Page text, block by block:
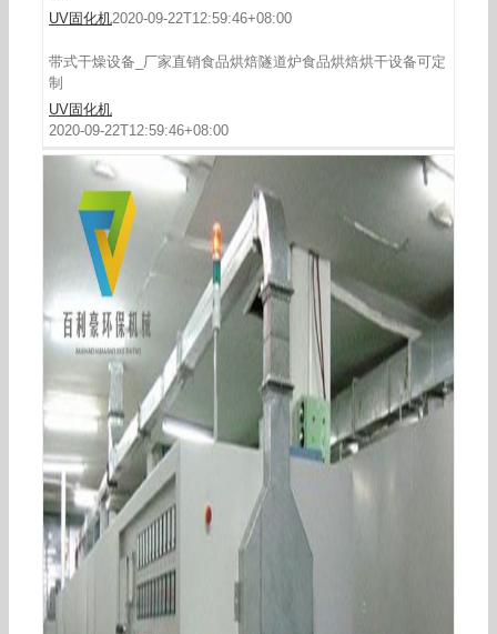
UV固化机2020-09-22T12:59:46+08:00
带式干燥设备_厂家直销食品烘焙隧道炉食品烘焙烘干设备可定
制
UV固化机
2020-09-22T12:59:46+08:00